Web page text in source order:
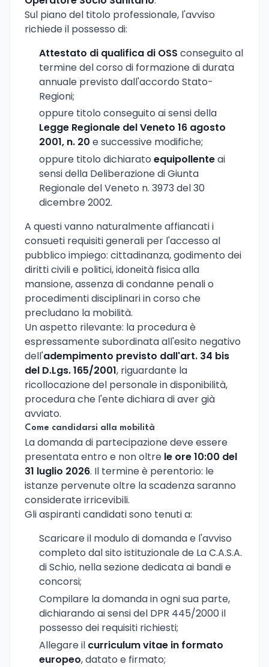
Sul piano del titolo professionale, l'avviso
richiede il possesso di:
Attestato di qualifica di OSS conseguito al
termine del corso di formazione di durata
annuale previsto dall'accordo Stato-
Regioni;
oppure titolo conseguito ai sensi della
Legge Regionale del Veneto 16 agosto
2001, n. 20 e successive modifiche;
oppure titolo dichiarato equipollenteai
sensi della Deliberazione di Giunta
Regionale del Veneto n. 3973 del 30
dicembre 2002.
A questi vanno naturalmente affiancati i
consueti requisiti generali per l'accesso al
pubblico impiego: cittadinanza, godimento dei
diritti civili e politici, idoneità fisica alla
mansione, assenza di condanne penali o
procedimenti disciplinari in corso che
precludano la mobilità.
Un aspetto rilevante: la procedura è
espressamente subordinata all'esito negativo
dell'adempimento previsto dall'art. 34 bis
del D.Lgs. 165/2001, riguardante la
ricollocazione del personale in disponibilità,
procedura che l'ente dichiara di aver già
avviato.
Come candidarsi alla mobilità
La domanda di partecipazione deve essere
presentata entro e non oltre le ore 10:00 del
31 luglio 2026. Il termine è perentorio: le
istanze pervenute oltre la scadenza saranno
considerate irricevibili.
Gli aspiranti candidati sono tenuti a:
Scaricare il modulo di domanda e l'avviso
completo dal sito istituzionale de La C.A.S.A.
di Schio, nella sezione dedicata ai bandi e
concorsi;
Compilare la domanda in ogni sua parte,
dichiarando ai sensi del DPR 445/2000 il
possesso dei requisiti richiesti;
Allegare il curriculum vitae in formato
europeo, datato e firmato;